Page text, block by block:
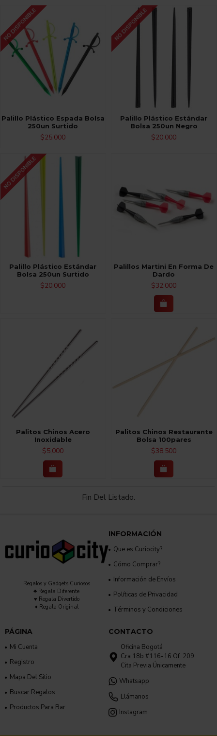
NO DISPONIBLE
Palillo Plástico Espada Bolsa
250un Surtido
$25,000
NO DISPONIBLE
Palillo Plástico Estándar
Bolsa 250un Negro
$20,000
NO DISPONIBLE
Palillo Plástico Estándar
Bolsa 250un Surtido
$20,000
Palillos Martini En Forma De
Dardo
$32,000
Palitos Chinos Acero
Inoxidable
$5,000
Palitos Chinos Restaurante
Bolsa 100pares
$38,500
Fin Del Listado.
Regalos y Gadgets Curiosos
♣ Regala Diferente
♥ Regala Divertido
♦ Regala Original
INFORMACIÓN
Que es Curiocity?
Cómo Comprar?
Información de Envíos
Políticas de Privacidad
Términos y Condiciones
PÁGINA
Mi Cuenta
Registro
Mapa Del Sitio
Buscar Regalos
Productos Para Bar
CONTACTO
Oficina Bogotá
Cra 18b #116-16 Of. 209
Cita Previa Únicamente
Whatsapp
Llámanos
Instagram